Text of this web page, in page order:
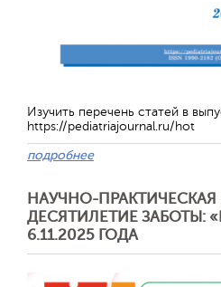
Изучить перечень статей в
https://pediatriajournal.ru/hot
подробнее
НАУЧНО-
ДЕСЯТИЛЕТИЕ ЗАБОТЫ:
6.11.2025 ГОДА